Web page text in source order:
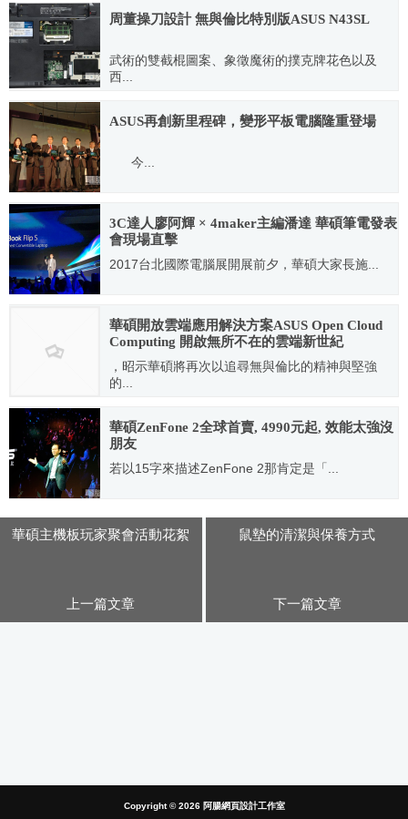
周董操刀設計 無與倫比特別版ASUS N43SL
武術的雙截棍圖案、象徵魔術的撲克牌花色以及
西...
2011.09.28
ASUS再創新里程碑，變形平板電腦隆重登場
今...
2011.03.26
3C達人廖阿輝 × 4maker主編潘達 華碩筆電發表
會現場直擊
2017台北國際電腦展開展前夕，華碩大家長施...
華碩開放雲端應用解決方案ASUS Open Cloud
Computing 開啟無所不在的雲端新世紀
，昭示華碩將再次以追尋無與倫比的精神與堅強
的...
2013.02.26
華碩ZenFone 2全球首賣, 4990元起, 效能太強沒
朋友
若以15字來描述ZenFone 2那肯定是「...
華碩主機板玩家聚會活動花絮
上一篇文章
鼠墊的清潔與保養方式
下一篇文章
Copyright © 2026 阿腸網頁設計工作室